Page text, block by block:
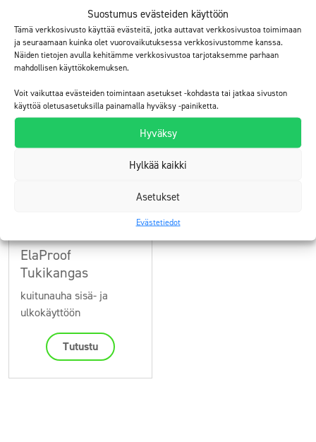
Suostumus evästeiden käyttöön
Tämä verkkosivusto käyttää evästeitä, jotka auttavat verkkosivustoa toimimaan
ja seuraamaan kuinka olet vuorovaikutuksessa verkkosivustomme kanssa.
Näiden tietojen avulla kehitämme verkkosivustoa tarjotaksemme parhaan
mahdollisen käyttökokemuksen.
Voit vaikuttaa evästeiden toimintaan asetukset -kohdasta tai jatkaa sivuston
käyttöä oletusasetuksilla painamalla hyväksy -painiketta.
Hyväksy
Hylkää kaikki
Asetukset
Evästetiedot
telattava ja ruiskutettava
pinnoitemassa
ulkokäyttöön
käsimassa ulkokäyttöön
ElaProof
Tukikangas
kuitunauha sisä- ja
ulkokäyttöön
Tutustu